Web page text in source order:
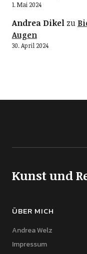
1. Mai 2024
Andrea Dikelzu
Augen
30. April 2024
Kunst und
ÜBER MICH
Andrea Welz
Impressum